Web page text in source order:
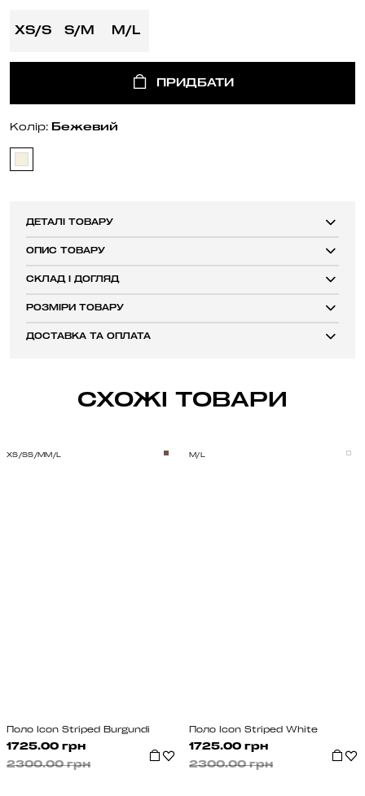
XS/S S/M M/L
ПРИДБАТИ
Колір: Бежевий
ДЕТАЛІ ТОВАРУ
ОПИС ТОВАРУ
СКЛАД І ДОГЛЯД
РОЗМІРИ ТОВАРУ
ДОСТАВКА ТА ОПЛАТА
СХОЖІ ТОВАРИ
XS/SS/M M/L
Поло Icon Striped Burgundi
1725.00 грн
2300.00 грн
M/L
Поло Icon Striped White
1725.00 грн
2300.00 грн